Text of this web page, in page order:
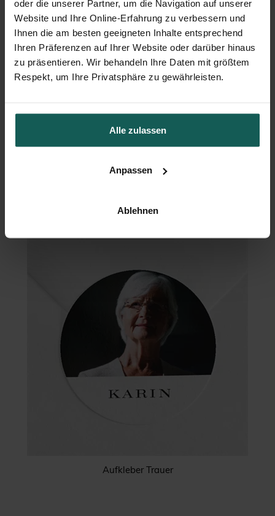
oder die unserer Partner, um die Navigation auf unserer
Website und Ihre Online-Erfahrung zu verbessern und
Ihnen die am besten geeigneten Inhalte entsprechend
Ihren Präferenzen auf Ihrer Website oder darüber hinaus
zu präsentieren. Wir behandeln Ihre Daten mit größtem
Respekt, um Ihre Privatsphäre zu gewährleisten.
Alle zulassen
Anpassen
Ablehnen
Briefumschlag
Aufkleber Trauer